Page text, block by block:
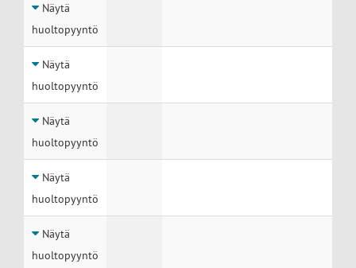
Näytä
huoltopyyntö
Näytä
huoltopyyntö
Näytä
huoltopyyntö
Näytä
huoltopyyntö
Näytä
huoltopyyntö